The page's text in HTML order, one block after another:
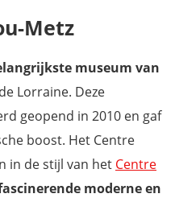
Metz
museum van
Lorraine. Deze
geopend in 2010 en gaf
boost. Het Centre
in de stijl van het Centre
moderne en